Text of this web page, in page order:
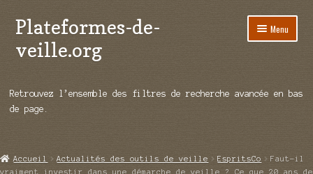
Aller
à
la
Aller
au
contenu
Plateformes-de-
veille.org
Menu
Répertoire d’ouitils
Ouvrir
Retrouvez l’ensemble des filtres de recherche avancée en bas
de page.
Accueil Actualités des outils de veille EspritsCo
Faut-il
vraiment investir dans une démarche de veille ? Ce que 20 ans de